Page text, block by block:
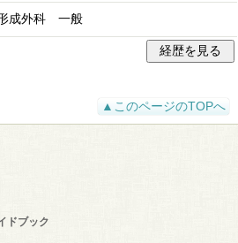
成外科 一般
▲このページのTOPへ
ドブック